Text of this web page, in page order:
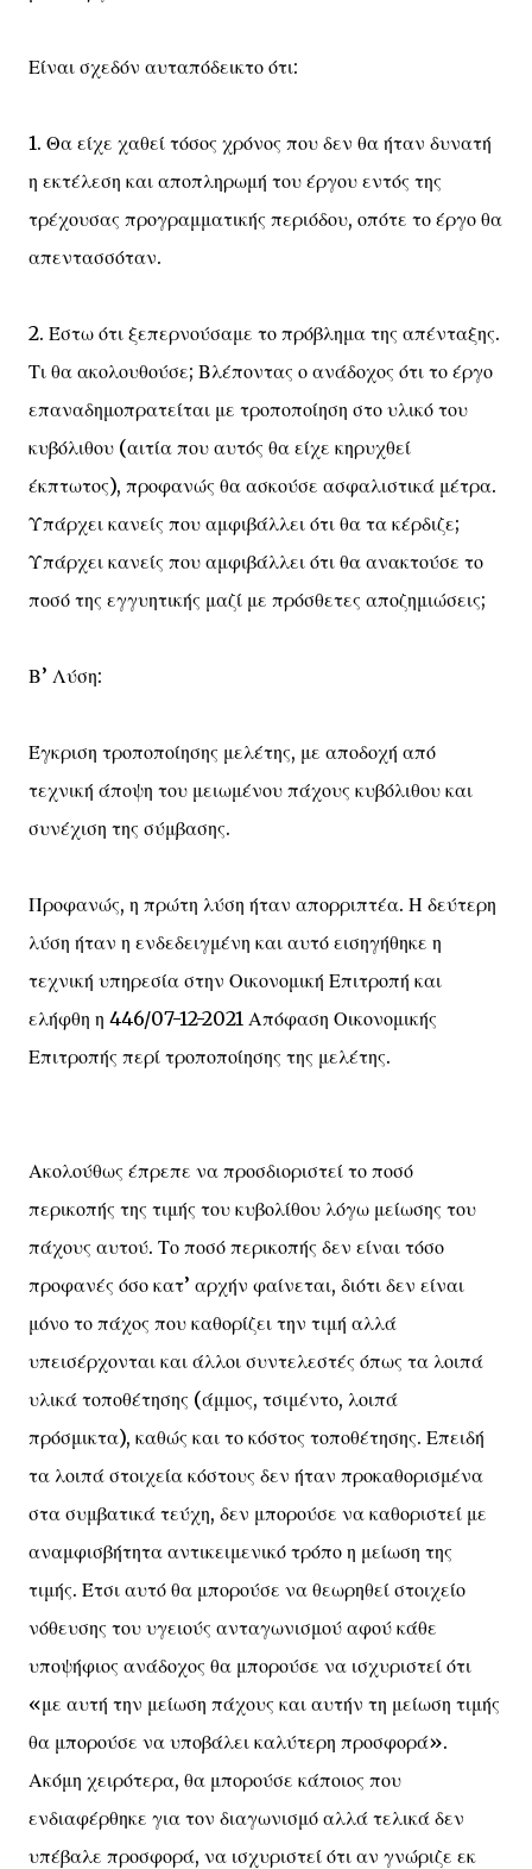
Είναι σχεδόν αυταπόδεικτο ότι:
1. Θα είχε χαθεί τόσος χρόνος που δεν θα ήταν δυνατή
η εκτέλεση και αποπληρωμή του έργου εντός της
τρέχουσας προγραμματικής περιόδου, οπότε το έργο θα
απεντασσόταν.
2. Έστω ότι ξεπερνούσαμε το πρόβλημα της απένταξης.
Τι θα ακολουθούσε; Βλέποντας ο ανάδοχος ότι το έργο
επαναδημοπρατείται με τροποποίηση στο υλικό του
κυβόλιθου (αιτία που αυτός θα είχε κηρυχθεί
έκπτωτος), προφανώς θα ασκούσε ασφαλιστικά μέτρα.
Υπάρχει κανείς που αμφιβάλλει ότι θα τα κέρδιζε;
Υπάρχει κανείς που αμφιβάλλει ότι θα ανακτούσε το
ποσό της εγγυητικής μαζί με πρόσθετες αποζημιώσεις;
Β’ Λύση:
Έγκριση τροποποίησης μελέτης, με αποδοχή από
τεχνική άποψη του μειωμένου πάχους κυβόλιθου και
συνέχιση της σύμβασης.
Προφανώς, η πρώτη λύση ήταν απορριπτέα. Η δεύτερη
λύση ήταν η ενδεδειγμένη και αυτό εισηγήθηκε η
τεχνική υπηρεσία στην Οικονομική Επιτροπή και
ελήφθη η 446/07-12-2021 Απόφαση Οικονομικής
Επιτροπής περί τροποποίησης της μελέτης.
Ακολούθως έπρεπε να προσδιοριστεί το ποσό
περικοπής της τιμής του κυβολίθου λόγω μείωσης του
πάχους αυτού. Το ποσό περικοπής δεν είναι τόσο
προφανές όσο κατ’ αρχήν φαίνεται, διότι δεν είναι
μόνο το πάχος που καθορίζει την τιμή αλλά
υπεισέρχονται και άλλοι συντελεστές όπως τα λοιπά
υλικά τοποθέτησης (άμμος, τσιμέντο, λοιπά
πρόσμικτα), καθώς και το κόστος τοποθέτησης. Επειδή
τα λοιπά στοιχεία κόστους δεν ήταν προκαθορισμένα
στα συμβατικά τεύχη, δεν μπορούσε να καθοριστεί με
αναμφισβήτητα αντικειμενικό τρόπο η μείωση της
τιμής. Έτσι αυτό θα μπορούσε να θεωρηθεί στοιχείο
νόθευσης του υγειούς ανταγωνισμού αφού κάθε
υποψήφιος ανάδοχος θα μπορούσε να ισχυριστεί ότι
«με αυτή την μείωση πάχους και αυτήν τη μείωση τιμής
θα μπορούσε να υποβάλει καλύτερη προσφορά».
Ακόμη χειρότερα, θα μπορούσε κάποιος που
ενδιαφέρθηκε για τον διαγωνισμό αλλά τελικά δεν
υπέβαλε προσφορά, να ισχυριστεί ότι αν γνώριζε εκ